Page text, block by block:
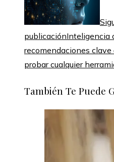
publicaciónInteligencia
recomendaciones clave
probar cualquier
También Te Puede